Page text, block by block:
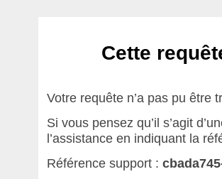
Cette
Votre requête n’a pas pu être
Si vous pensez qu’il s’agit
l’assistance en indiquant la
Référence support :